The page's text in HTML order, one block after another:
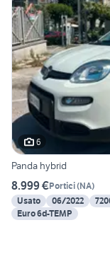
6
Panda hybrid
8.999 €Portici(NA)
Usato
06/2022
Euro 6d-TEMP